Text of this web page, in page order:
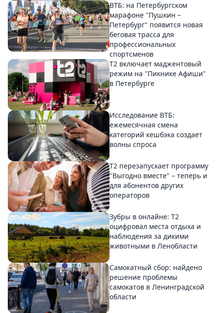
ВТБ: на Петербургском
марафоне "Пушкин –
Петербург" появится новая
беговая трасса для
профессиональных
спортсменов
Т2 включает маджентовый
режим на "Пикнике Афиши"
в Петербурге
Исследование ВТБ:
ежемесячная смена
категорий кешбэка создает
волны спроса
Т2 перезапускает программу
"Выгодно вместе" – теперь и
для абонентов других
операторов
Зубры в онлайне: Т2
оцифровал места отдыха и
наблюдения за дикими
животными в Ленобласти
Самокатный сбор: найдено
решение проблемы
самокатов в Ленинградской
области